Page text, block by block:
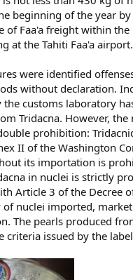
beginning of the year
of Faa'a freight within
at the Tahiti Faa'a airport.
were identified
without declaration.
customs laboratory
Tridacna. However,
prohibition:
II of the Washington
its importation is
in nuclei is strictly
Article 3 of the Decree
nuclei imported,
The pearls produced
criteria issued by the